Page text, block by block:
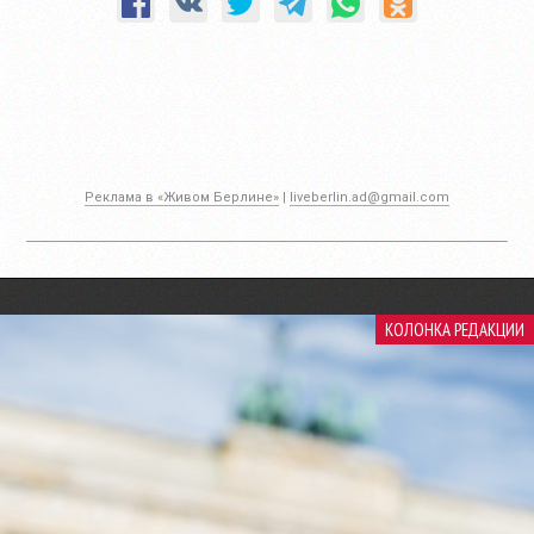
Реклама в «Живом Берлине» | liveberlin.ad@gmail.com
КОЛОНКА РЕДАКЦИИ